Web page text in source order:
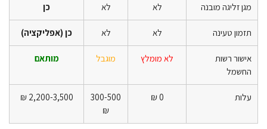
מגן זליגה מובנה לא לא כן
תזמון טעינה לא לא כן (אפליקציה)
אישור רשות
החשמל
לא מומלץ מוגבל מותאם
עלות 0 ₪
300-500
₪
2,200-3,500 ₪